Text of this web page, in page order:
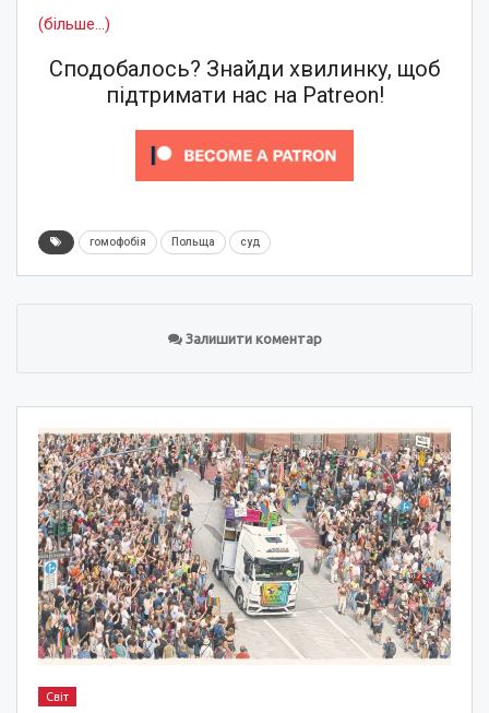
(більше…)
Сподобалось? Знайди хвилинку, щоб
підтримати нас на Patreon!
гомофобія Польща суд
Залишити коментар
Світ